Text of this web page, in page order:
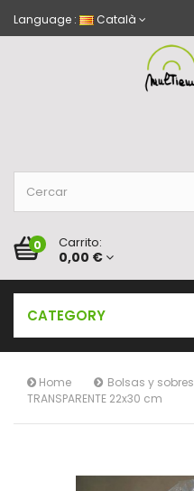
Language : Català
0 Carrito:
0,00 €
CATEGORY
Home Bolsas y sobres
TRANSPARENTE 22x30 cm